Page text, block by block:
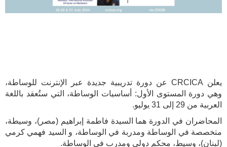
يعلن CRCICA عن دورة تدريبية جديدة عبر الإنترنت للوساطة،
وهي دورة المستوى الأول: أساسيات الوساطة، التي ستُعقد باللغة
العربية من 29 إلى 31 يوليو.
المحاضران في الدورة هما السيدة فاطمة إبراهيم (مصر)، وسيطة،
متخصصة في الوساطة ومدربة في الوساطة، و السيد فهمي كرمي
(لبنان)، وسيط، محكم دولي ومدرب في الوساطة.